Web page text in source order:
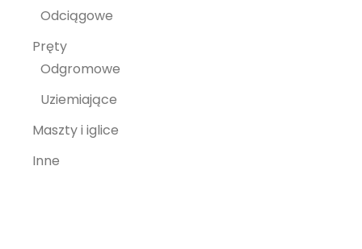
Odciągowe
Pręty
Odgromowe
Uziemiające
Maszty i iglice
Inne